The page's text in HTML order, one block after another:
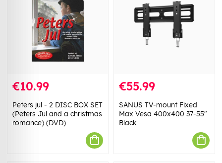
€10.99
Peters jul - 2 DISC BOX SET
(Peters Jul and a christmas
romance) (DVD)
€55.99
SANUS TV-mount Fixed
Max Vesa 400x400 37-55"
Black